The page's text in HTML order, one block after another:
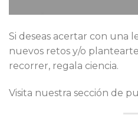
Si deseas acertar con una
nuevos retos y/o
recorrer, regala ciencia.
Visita nuestra sección de